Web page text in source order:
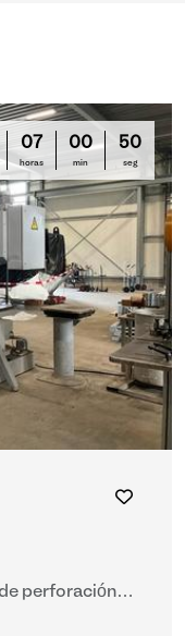
07
horas
00
min
49
seg